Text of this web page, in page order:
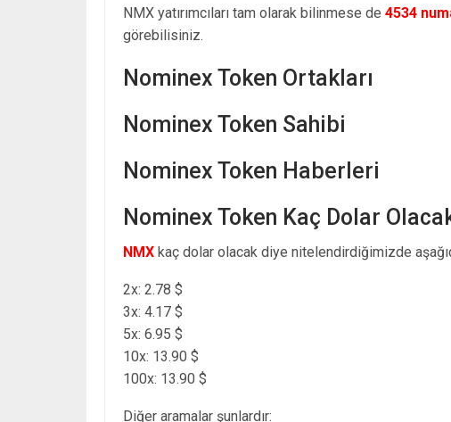
NMX yatırımcıları tam olarak bilinmese de 4534
görebilisiniz.
Nominex Token Ortakları
Nominex Token Sahibi
Nominex Token Haberleri
Nominex Token Kaç Dolar
NMX kaç dolar olacak diye nitelendirdiğimizde
2x: 2.78 $
3x: 4.17 $
5x: 6.95 $
10x: 13.90 $
100x: 13.90 $
Diğer aramalar şunlardır: